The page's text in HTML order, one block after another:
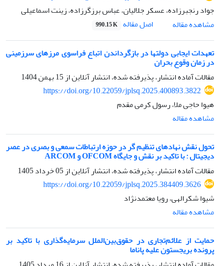
جواد رنجبرزاده، عسکر جلالیان، عباس برزگرزاده، زینت اسماعیلی
مشاهده مقاله
اصل مقاله 990.15 K
تعهدات ایجابی دولتها در بازگرداندن اتباع فراسوی مرزهای سرزمینی
در زمان وقوع بحران
مقالات آماده انتشار، پذیرفته شده، انتشار آنلاین از 15 بهمن 1404
https://doi.org/10.22059/jplsq.2025.400893.3822
هیوا حاجی ملا، رسول کرمی مقدم
مشاهده مقاله
تحول نقش نهادهای تنظیم گر در حوزه ارتباطات سمعی و بصری در عصر
دیجیتال : با تاکید بر نقش و جایگاه OFCOM و ARCOM
مقالات آماده انتشار، پذیرفته شده، انتشار آنلاین از 05 خرداد 1405
https://doi.org/10.22059/jplsq.2025.384409.3626
شیوا شکرالهی، رویا معتمدنژاد
مشاهده مقاله
حمایت از علائم‌تجاری در حقوق‌بین‌الملل سرمایه‌گذاری با تاکید بر
پرونده بریجستون علیه پاناما